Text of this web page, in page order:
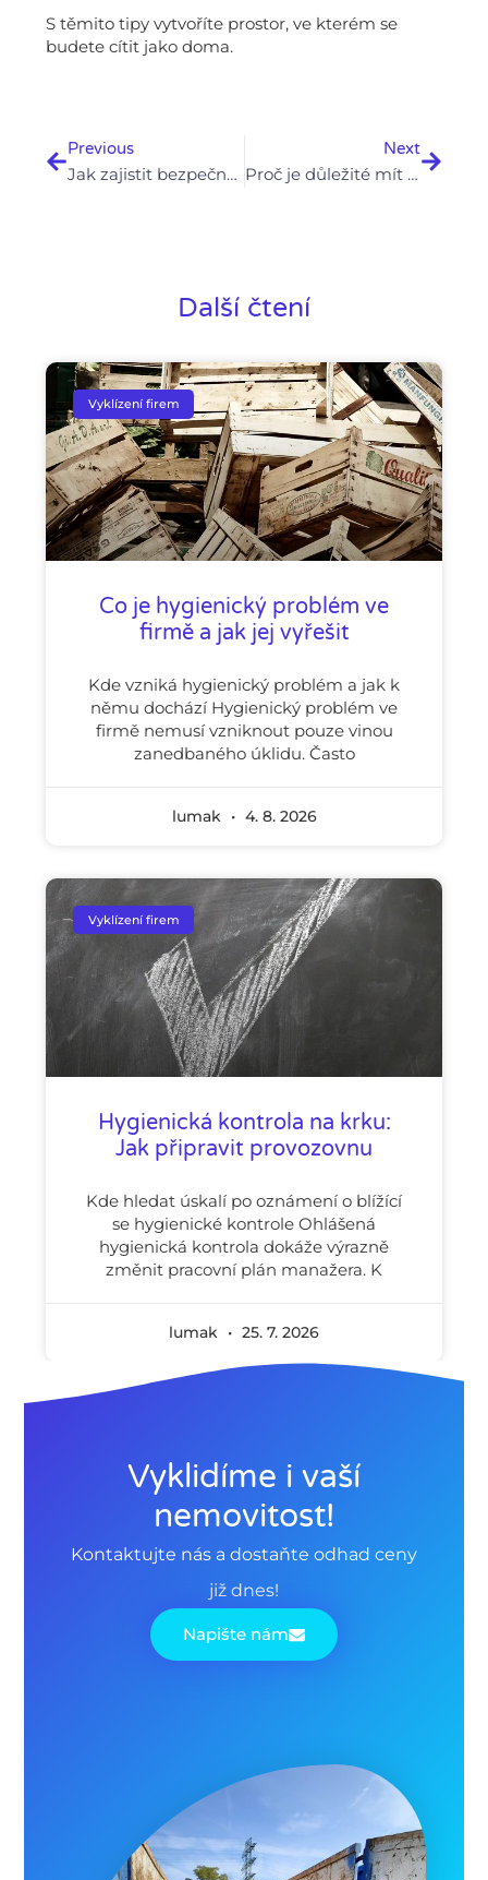
S těmito tipy vytvoříte prostor, ve kterém se
budete cítit jako doma.
Previous
Jak zajistit bezpečnost a ochranu zdraví při vyklizení nemovitosti
Next
Proč je důležité mít plán likvidace nebezpečného odpadu před vyklizením
Další čtení
Vyklízení firem
Co je hygienický problém ve
firmě a jak jej vyřešit
Kde vzniká hygienický problém a jak k
němu dochází Hygienický problém ve
firmě nemusí vzniknout pouze vinou
zanedbaného úklidu. Často
lumak 4. 8. 2026
Vyklízení firem
Hygienická kontrola na krku:
Jak připravit provozovnu
Kde hledat úskalí po oznámení o blížící
se hygienické kontrole Ohlášená
hygienická kontrola dokáže výrazně
změnit pracovní plán manažera. K
lumak 25. 7. 2026
Vyklidíme i vaší
nemovitost!
Kontaktujte nás a dostaňte odhad ceny
již dnes!
Napište nám